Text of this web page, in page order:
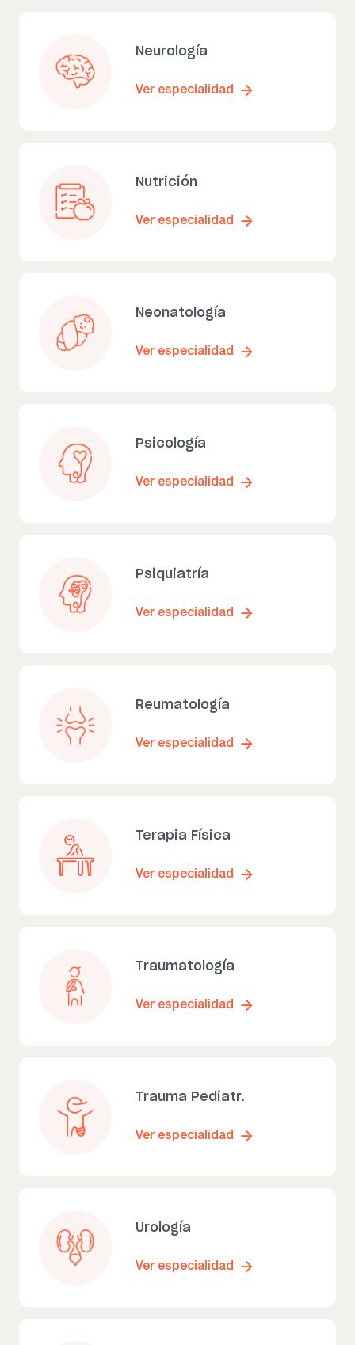
Neurología
Ver especialidad
Nutrición
Ver especialidad
Neonatología
Ver especialidad
Psicología
Ver especialidad
Psiquiatría
Ver especialidad
Reumatología
Ver especialidad
Terapia Física
Ver especialidad
Traumatología
Ver especialidad
Trauma Pediatr.
Ver especialidad
Urología
Ver especialidad